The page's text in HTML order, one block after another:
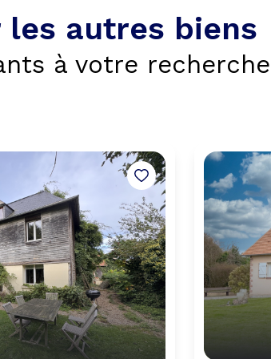
les autres biens
à votre recherche